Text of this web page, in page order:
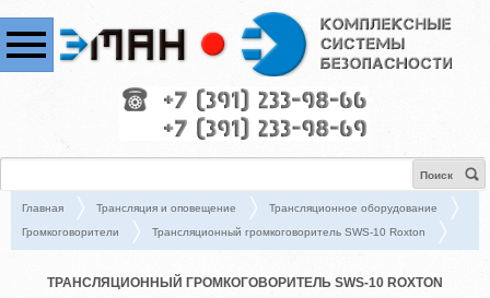
Поиск
Главная Трансляция и оповещение
Трансляционное оборудование
Громкоговорители
Трансляционный громкоговоритель SWS-10 Roxton
ТРАНСЛЯЦИОННЫЙ ГРОМКОГОВОРИТЕЛЬ SWS-10 ROXTON